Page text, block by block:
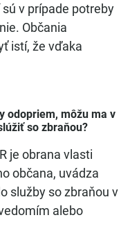
v prípade potreby
Občania
istí, že vďaka
odopriem, môžu ma v
so zbraňou?
je obrana vlasti
občana, uvádza
služby so zbraňou v
alebo